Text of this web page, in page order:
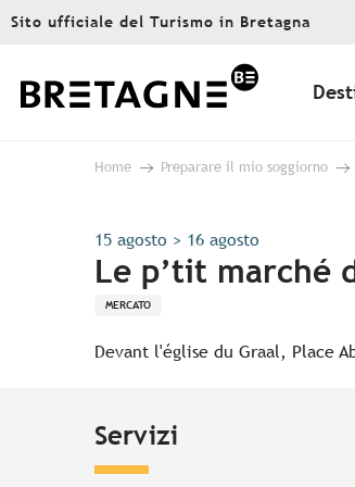
Aller
principal
Sito ufficiale del Turismo in Bretagna
Home Preparare il mio soggiorno
15 agosto > 16 agosto
Le p’tit marché
MERCATO
Devant l'église du Graal, Place
Servizi